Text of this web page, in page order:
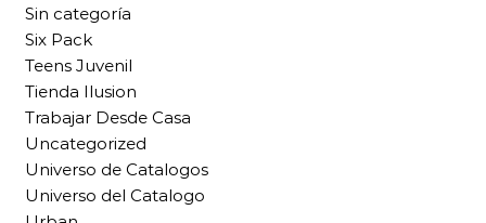
Sin categoría
Six Pack
Teens Juvenil
Tienda Ilusion
Trabajar Desde Casa
Uncategorized
Universo de Catalogos
Universo del Catalogo